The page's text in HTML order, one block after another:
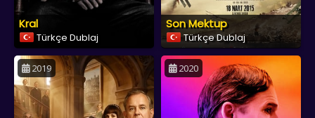
Kral
Türkçe Dublaj
Son Mektup
Türkçe Dublaj
2019 2020